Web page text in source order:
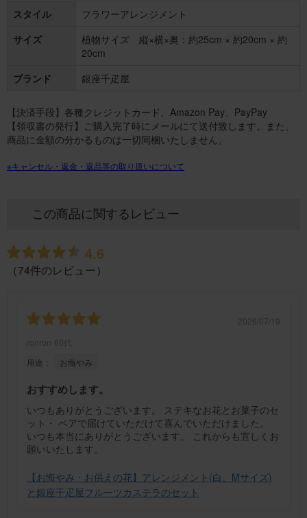
スタイル
フラワーアレンジメント
サイズ
植物サイズ 縦×横×奥：約25cm × 約20cm × 約
20cm
ブランド
銀座千疋屋
【決済手段】各種クレジットカード、Amazon Pay、PayPay
【領収書の発行】ご購入完了時にメールにて送付致します。また、
商品に金額の分かるものは一切同梱いたしません。
※キャンセル・返金・返品等の取り扱いについて
この商品に関するレビュー
4.6
（74件のレビュー）
2026/07/19
ronron 60代
用途：
お悔やみ
おすすめします。
いつもありがとうございます。 ステキなお花とお菓子のセ
ット・ ペアで届けていただけて喜んでいただけました。
いつも本当にありがとうございます。 これからも宜しくお
願いいたします。
【お悔やみ・お供えの花】アレンジメント(白、Mサイズ)
と銀座千疋屋フルーツカステラのセット